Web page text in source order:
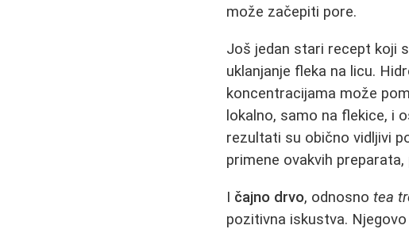
može začepiti pore.
Još jedan stari recept koji
uklanjanje fleka na licu.
koncentracijama može
lokalno, samo na flekice, i
rezultati su obično vidljivi
primene ovakvih
I čajno drvo, odnosnotea
pozitivna iskustva.